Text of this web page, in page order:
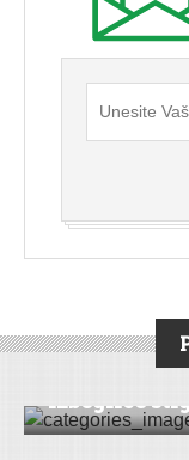
VESTI|ŠID
Izbeglice
VESTI